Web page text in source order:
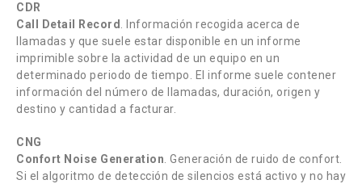
CDR
Call Detail Record
. Información recogida acerca de
llamadas y que suele estar disponible en un informe
imprimible sobre la actividad de un equipo en un
determinado periodo de tiempo. El informe suele contener
información del número de llamadas, duración, origen y
destino y cantidad a facturar.
CNG
Confort Noise Generation . Generación de ruido de confort.
Si el algoritmo de detección de silencios está activo y no hay